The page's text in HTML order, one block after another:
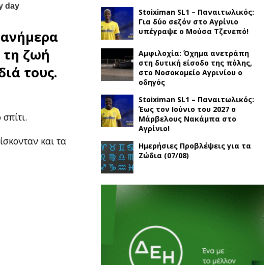
τη ζωή
τους.
και τα
Stoiximan SL1 – Παναιτωλικός:
Για δύο σεζόν στο Αγρίνιο
υπέγραψε ο Μούσα Τζενεπό!
Αμφιλοχία: Όχημα ανετράπη
στη δυτική είσοδο της πόλης,
στο Νοσοκομείο Αγρινίου ο
οδηγός
Stoiximan SL1 – Παναιτωλικός:
Έως τον Ιούνιο του 2027 ο
Μάρβελους Νακάμπα στο
Αγρίνιο!
Ημερήσιες Προβλέψεις για τα
Ζώδια (07/08)